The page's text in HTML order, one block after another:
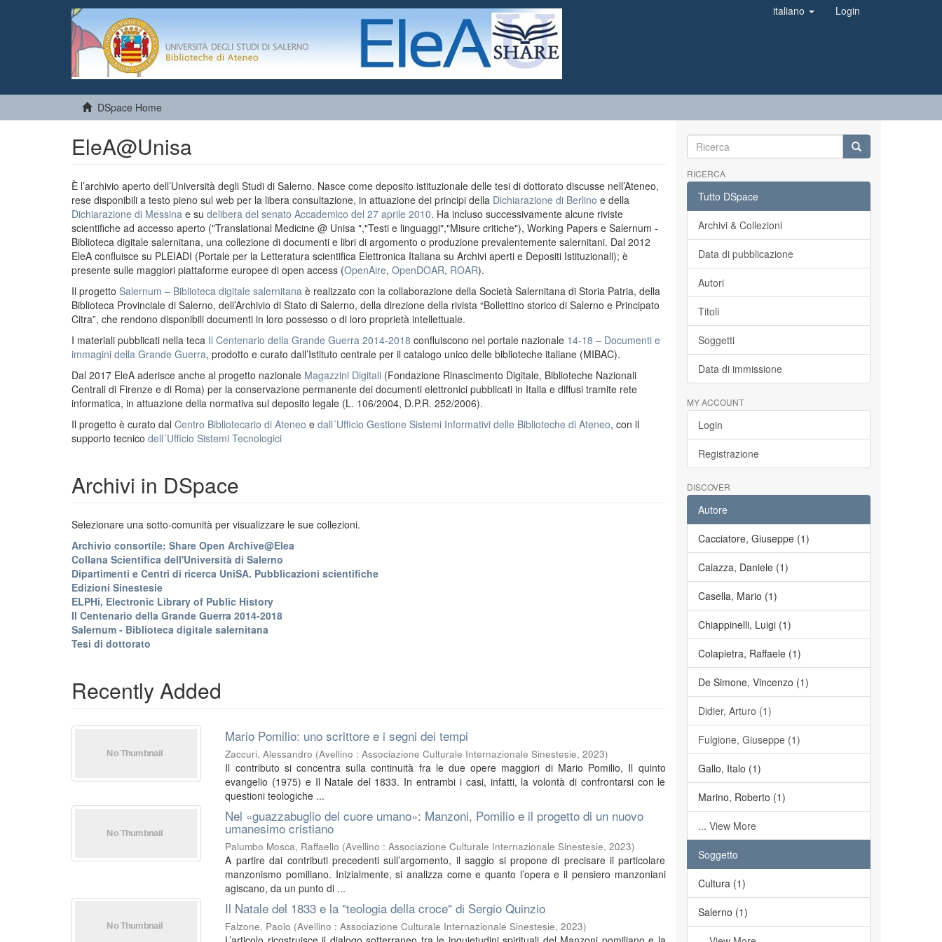
italiano Login
DSpace Home
EleA@Unisa
È l’archivio aperto dell’Università degli Studi di Salerno. Nasce come deposito istituzionale delle tesi di dottorato discusse nell’Ateneo,
rese disponibili a testo pieno sul web per la libera consultazione, in attuazione dei principi della Dichiarazione di Berlino e della
Dichiarazione di Messina e su delibera del senato Accademico del 27 aprile 2010. Ha incluso successivamente alcune riviste
scientifiche ad accesso aperto ("Translational Medicine @ Unisa ","Testi e linguaggi","Misure critiche"), Working Papers e Salernum -
Biblioteca digitale salernitana, una collezione di documenti e libri di argomento o produzione prevalentemente salernitani. Dal 2012
EleA confluisce su PLEIADI (Portale per la Letteratura scientifica Elettronica Italiana su Archivi aperti e Depositi Istituzionali); è
presente sulle maggiori piattaforme europee di open access (OpenAire, OpenDOAR, ROAR).
Il progetto Salernum – Biblioteca digitale salernitana è realizzato con la collaborazione della Società Salernitana di Storia Patria, della
Biblioteca Provinciale di Salerno, dell’Archivio di Stato di Salerno, della direzione della rivista “Bollettino storico di Salerno e Principato
Citra”, che rendono disponibili documenti in loro possesso o di loro proprietà intellettuale.
I materiali pubblicati nella teca Il Centenario della Grande Guerra 2014-2018 confluiscono nel portale nazionale 14-18 – Documenti e
immagini della Grande Guerra, prodotto e curato dall’Istituto centrale per il catalogo unico delle biblioteche italiane (MIBAC).
Dal 2017 EleA aderisce anche al progetto nazionale Magazzini Digitali (Fondazione Rinascimento Digitale, Biblioteche Nazionali
Centrali di Firenze e di Roma) per la conservazione permanente dei documenti elettronici pubblicati in Italia e diffusi tramite rete
informatica, in attuazione della normativa sul deposito legale (L. 106/2004, D.P.R. 252/2006).
Il progetto è curato dal Centro Bibliotecario di Ateneo e dall´Ufficio Gestione Sistemi Informativi delle Biblioteche di Ateneo, con il
supporto tecnico dell´Ufficio Sistemi Tecnologici
Archivi in DSpace
Selezionare una sotto-comunità per visualizzare le sue collezioni.
Archivio consortile: Share Open Archive@Elea
Collana Scientifica dell'Università di Salerno
Dipartimenti e Centri di ricerca UniSA. Pubblicazioni scientifiche
Edizioni Sinestesie
ELPHi, Electronic Library of Public History
Il Centenario della Grande Guerra 2014-2018
Salernum - Biblioteca digitale salernitana
Tesi di dottorato
Recently Added
Mario Pomilio: uno scrittore e i segni dei tempi
Zaccuri, Alessandro (Avellino : Associazione Culturale Internazionale Sinestesie,2023)
Il contributo si concentra sulla continuità fra le due opere maggiori di Mario Pomilio, Il quinto
evangelio (1975) e Il Natale del 1833. In entrambi i casi, infatti, la volontà di confrontarsi con le
questioni teologiche ...
Nel «guazzabuglio del cuore umano»: Manzoni, Pomilio e il progetto di un nuovo
umanesimo cristiano
Palumbo Mosca, Raffaello (Avellino : Associazione Culturale Internazionale Sinestesie,2023)
A partire dai contributi precedenti sull’argomento, il saggio si propone di precisare il particolare
manzonismo pomiliano. Inizialmente, si analizza come e quanto l’opera e il pensiero manzoniani
agiscano, da un punto di ...
Il Natale del 1833 e la "teologia della croce" di Sergio Quinzio
Falzone, Paolo (Avellino : Associazione Culturale Internazionale Sinestesie,2023)
RICERCA
Tutto DSpace
Archivi & Collezioni
Data di pubblicazione
Autori
Titoli
Soggetti
Data di immissione
MY ACCOUNT
Login
Registrazione
DISCOVER
Autore
Cacciatore, Giuseppe (1)
Caiazza, Daniele (1)
Casella, Mario (1)
Chiappinelli, Luigi (1)
Colapietra, Raffaele (1)
De Simone, Vincenzo (1)
Didier, Arturo (1)
Fulgione, Giuseppe (1)
Gallo, Italo (1)
Marino, Roberto (1)
... View More
Soggetto
Cultura (1)
Salerno (1)